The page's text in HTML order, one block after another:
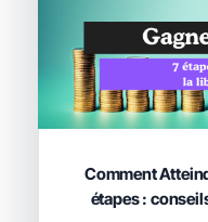
Comment
étapes :